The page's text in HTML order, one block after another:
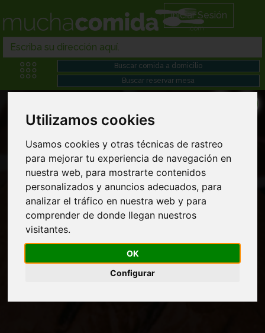
Utilizamos cookies
Usamos cookies y otras técnicas de rastreo
para mejorar tu experiencia de navegación en
nuestra web, para mostrarte contenidos
personalizados y anuncios adecuados, para
analizar el tráfico en nuestra web y para
comprender de donde llegan nuestros
visitantes.
OK
Configurar
Iniciar Sesión